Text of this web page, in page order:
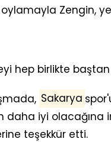
oylamayla Zengin,
hep birlikte
Sakarya
iyi olacağına
teşekkür etti.